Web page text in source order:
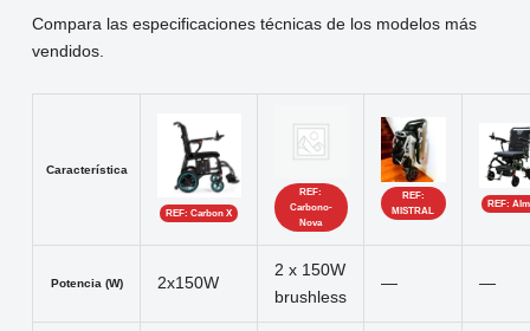
Compara las especificaciones técnicas de los modelos más
vendidos.
Característica
REF: Carbon X
REF:
Carbono-
Nova
REF:
MISTRAL
REF:
Potencia (W) 2x150W
2 x 150W
brushless
— —